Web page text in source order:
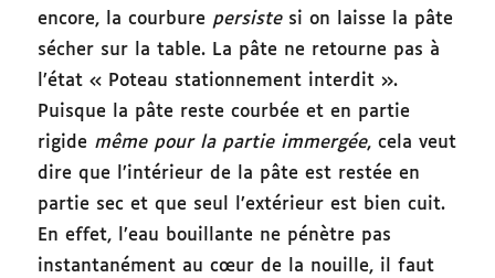
encore, la courbure persistesi on laisse la pâte
sécher sur la table. La pâte ne retourne pas à
l’état « Poteau stationnement interdit ».
Puisque la pâte reste courbée et en partie
rigide même pour la partie immergée, cela veut
dire que l’intérieur de la pâte est restée en
partie sec et que seul l’extérieur est bien cuit.
En effet, l’eau bouillante ne pénètre pas
instantanément au cœur de la nouille, il faut